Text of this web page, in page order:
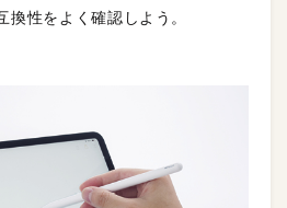
換性をよく確認しよう。